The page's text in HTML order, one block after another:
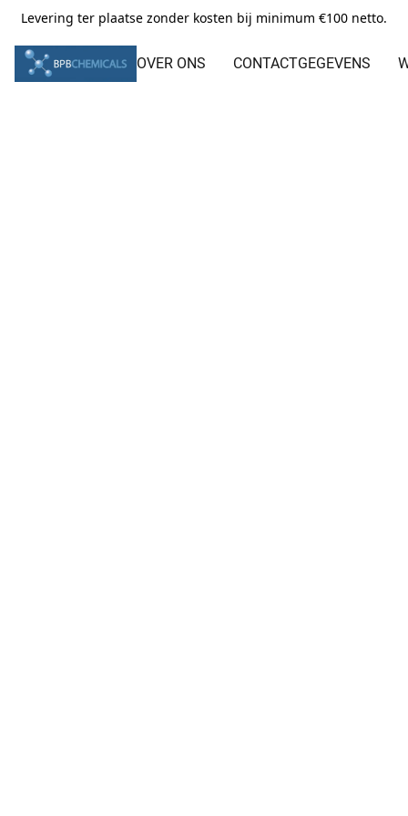
Levering ter plaatse zonder kosten bij minimum €100 netto.
OVER ONS CONTACTGEGEVENS